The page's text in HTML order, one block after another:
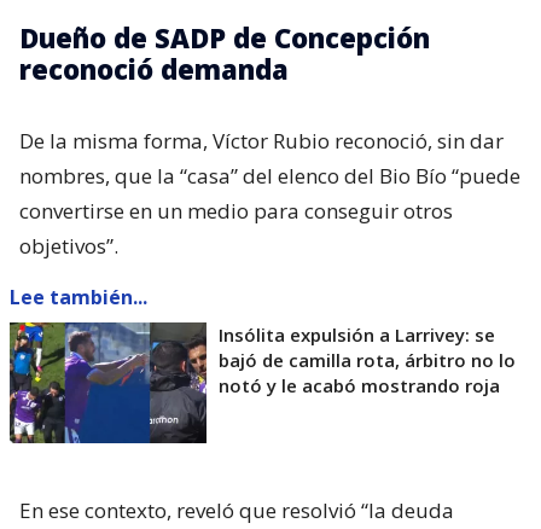
Dueño de SADP de Concepción
reconoció demanda
De la misma forma, Víctor Rubio reconoció, sin dar
nombres, que la “casa” del elenco del Bio Bío “puede
convertirse en un medio para conseguir otros
objetivos”.
Lee también...
Insólita expulsión a Larrivey: se
bajó de camilla rota, árbitro no lo
notó y le acabó mostrando roja
En ese contexto, reveló que resolvió “la deuda